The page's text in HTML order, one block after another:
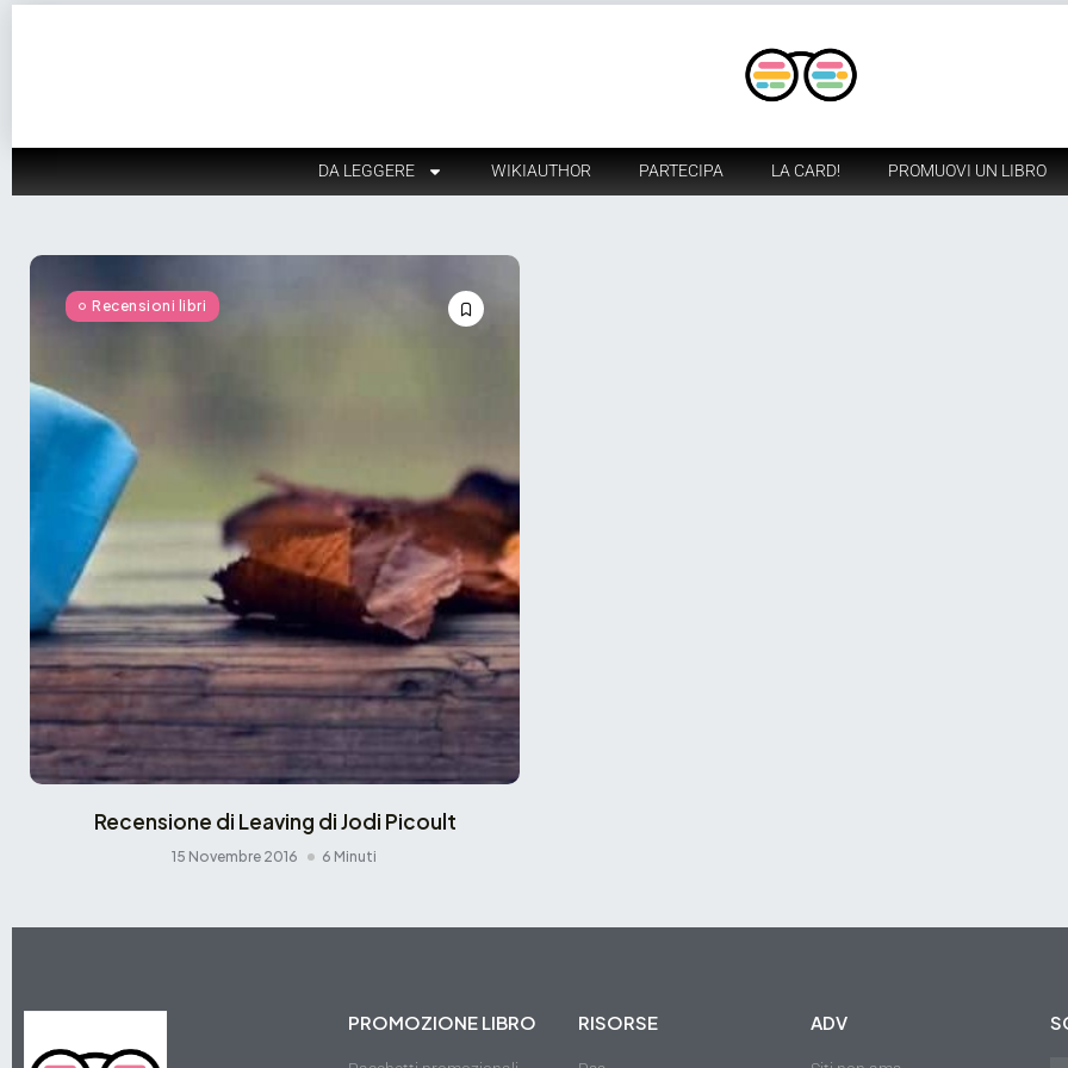
DA LEGGERE WIKIAUTHOR PARTECIPA LA CARD! PROMUOVI UN LIBRO
Recensioni libri
Recensione di Leaving di Jodi Picoult
15 Novembre 2016 6 Minuti
PROMOZIONE LIBRO RISORSE ADV